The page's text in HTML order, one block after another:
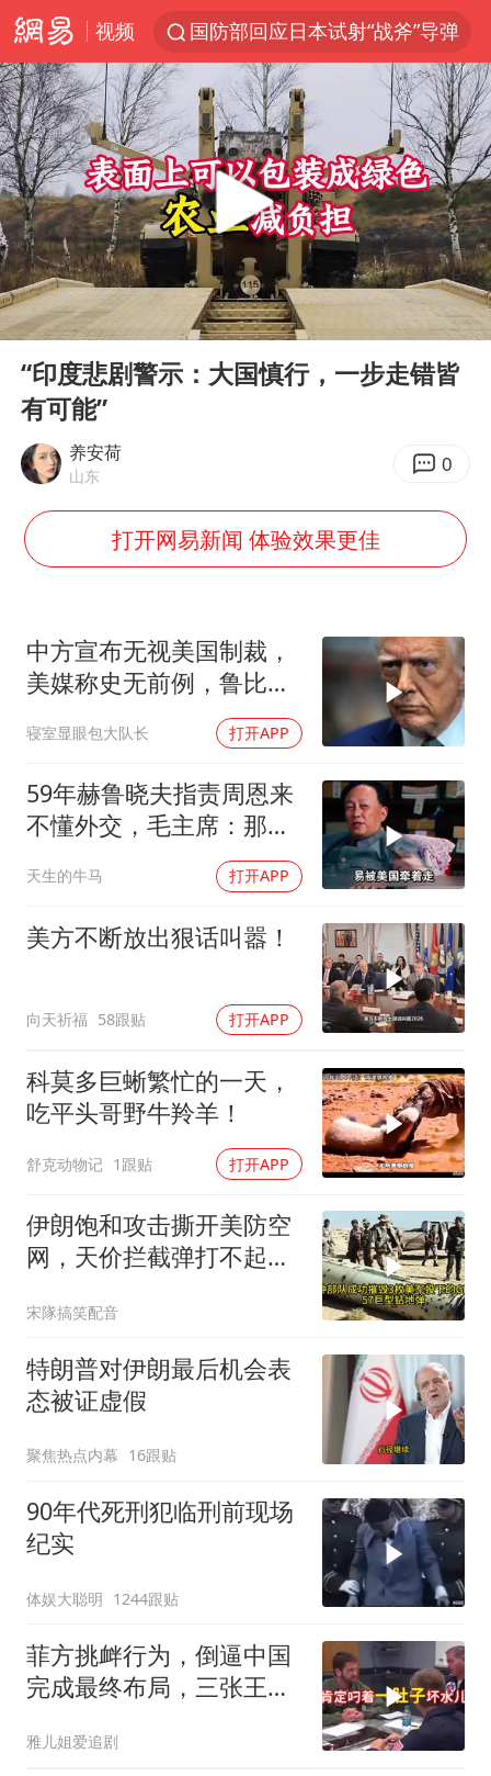
视频
国防部回应日本试射“战斧”导弹
泰国枪击案凶手先杀祖父母后行凶
A股三大股指收涨
台风“白海豚”体型变大！环流面积接近13个浙江那么大
泰国校园枪击案死亡人数升至7人
江苏发布台风蓝色预警
宇树科技中一签需缴款7.54万元
“立秋的第一杯奶茶”又爆单了
中国军队坚决反制任何闹海图谋
DeepSeek投资宇树科技意味什么
公司“上四休三”但要降薪1000元
东方之约 相约未来
Play
00:00 08:11
“印度悲剧警示：大国慎行，一步走错皆
有可能”
养安荷
山东 0
打开网易新闻 体验效果更佳
中方宣布无视美国制裁，
美媒称史无前例，鲁比
奥：或追加二次制裁
寝室显眼包大队长 打开APP
59年赫鲁晓夫指责周恩来
不懂外交，毛主席：那我
天生的牛马 打开APP
美方不断放出狠话叫嚣！
向天祈福 58跟贴 打开APP
科莫多巨蜥繁忙的一天，
吃平头哥野牛羚羊！
舒克动物记 1跟贴 打开APP
伊朗饱和攻击撕开美防空
网，天价拦截弹打不起，
宋隊搞笑配音
特朗普对伊朗最后机会表
态被证虚假
聚焦热点内幕 16跟贴
90年代死刑犯临刑前现场
纪实
体娱大聪明 1244跟贴
菲方挑衅行为，倒逼中国
完成最终布局，三张王牌
雅儿姐爱追剧